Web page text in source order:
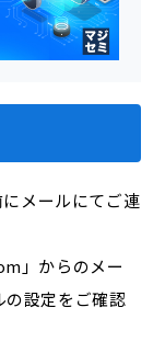
メールにてご連
」からのメー
の設定をご確認